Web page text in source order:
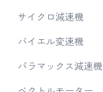
サイクロ減速機
バイエル変速機
パラマックス減速機